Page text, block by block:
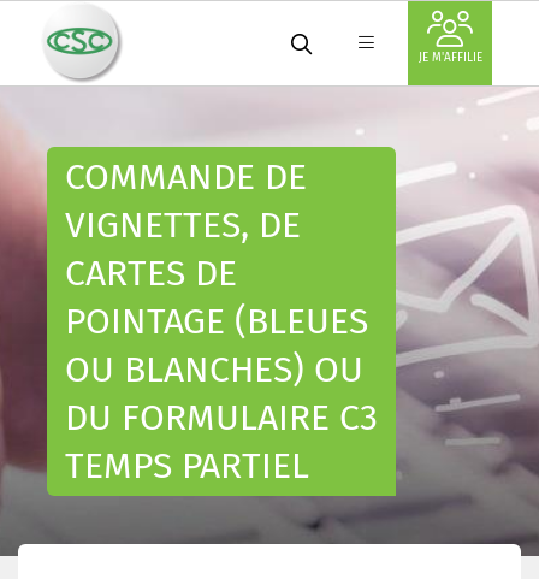
JE M'AFFILIE
COMMANDE DE
VIGNETTES, DE
CARTES DE
POINTAGE (BLEUES
OU BLANCHES) OU
DU FORMULAIRE C3
TEMPS PARTIEL